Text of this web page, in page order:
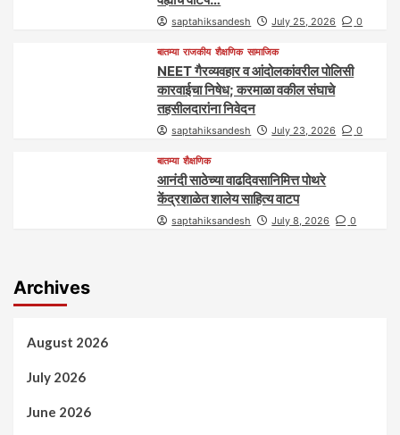
saptahiksandesh July 25, 2026 0
बातम्या राजकीय शैक्षणिक सामाजिक
NEET गैरव्यवहार व आंदोलकांवरील पोलिसी
कारवाईचा निषेध; करमाळा वकील संघाचे
तहसीलदारांना निवेदन
saptahiksandesh July 23, 2026 0
बातम्या शैक्षणिक
आनंदी साठेच्या वाढदिवसानिमित्त पोथरे
केंद्रशाळेत शालेय साहित्य वाटप
saptahiksandesh July 8, 2026 0
Archives
August 2026
July 2026
June 2026